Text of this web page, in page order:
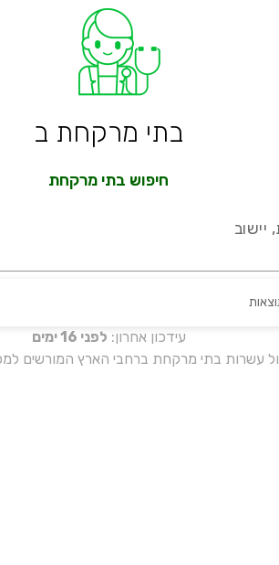
בתי מרקחת ב
חיפוש בתי מרקחת
עידכון אחרון: לפני 16 ימים
עשרות בתי מרקחת ברחבי הארץ המורשים